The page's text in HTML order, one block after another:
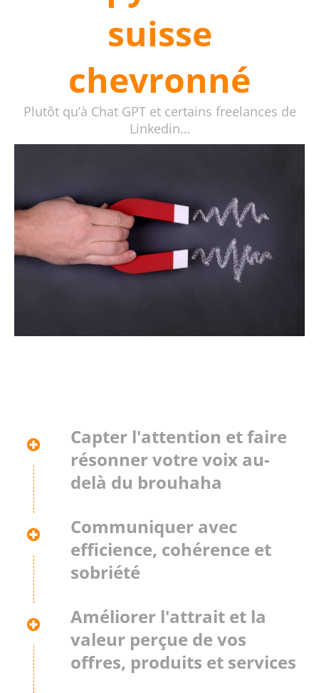
suisse
chevronné
Plutôt qu’à Chat GPT et certains freelances de
Linkedin…
Capter l'attention et faire
résonner votre voix au-
delà du brouhaha
Communiquer avec
efficience, cohérence et
sobriété
Améliorer l'attrait et la
valeur perçue de vos
offres, produits et services